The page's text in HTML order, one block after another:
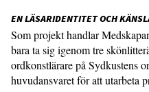
EN LÄSARIDENTITET OCH
Som projekt handlar
bara ta sig igenom tre
ordkonstlärare på Sydkustens
huvudansvaret för att utarbeta